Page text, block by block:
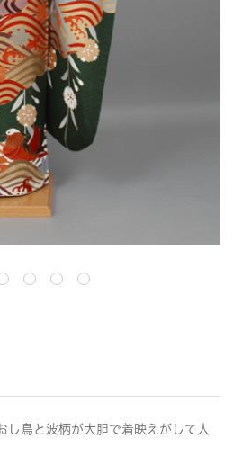
し鳥と波柄が大胆で着映えがして人